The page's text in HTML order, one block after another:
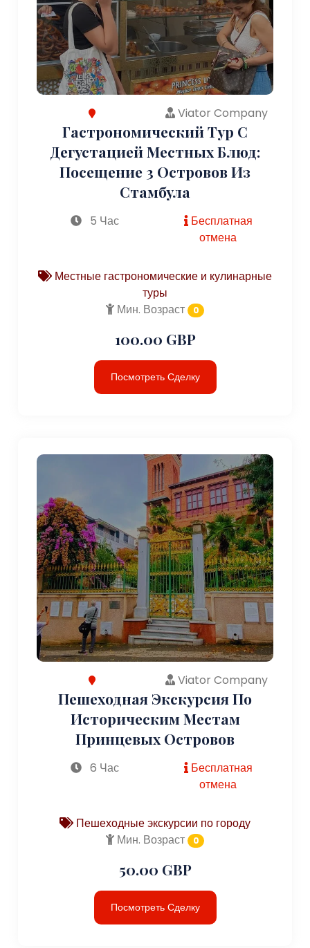
Viator Company
Гастрономический Тур С
Дегустацией Местных Блюд:
Посещение 3 Островов Из
Стамбула
5 Час
Бесплатная
отмена
Местные гастрономические и кулинарные
туры
Мин. Возраст
0
100.00 GBP
Посмотреть Сделку
Viator Company
Пешеходная Экскурсия По
Историческим Местам
Принцевых Островов
6 Час
Бесплатная
отмена
Пешеходные экскурсии по городу
Мин. Возраст
0
50.00 GBP
Посмотреть Сделку